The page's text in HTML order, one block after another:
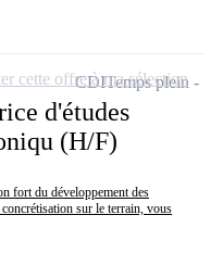
d'études
(H/F)
fort du développement des
sur le terrain, vous
CDITemps plein
cette offre à ma sélection